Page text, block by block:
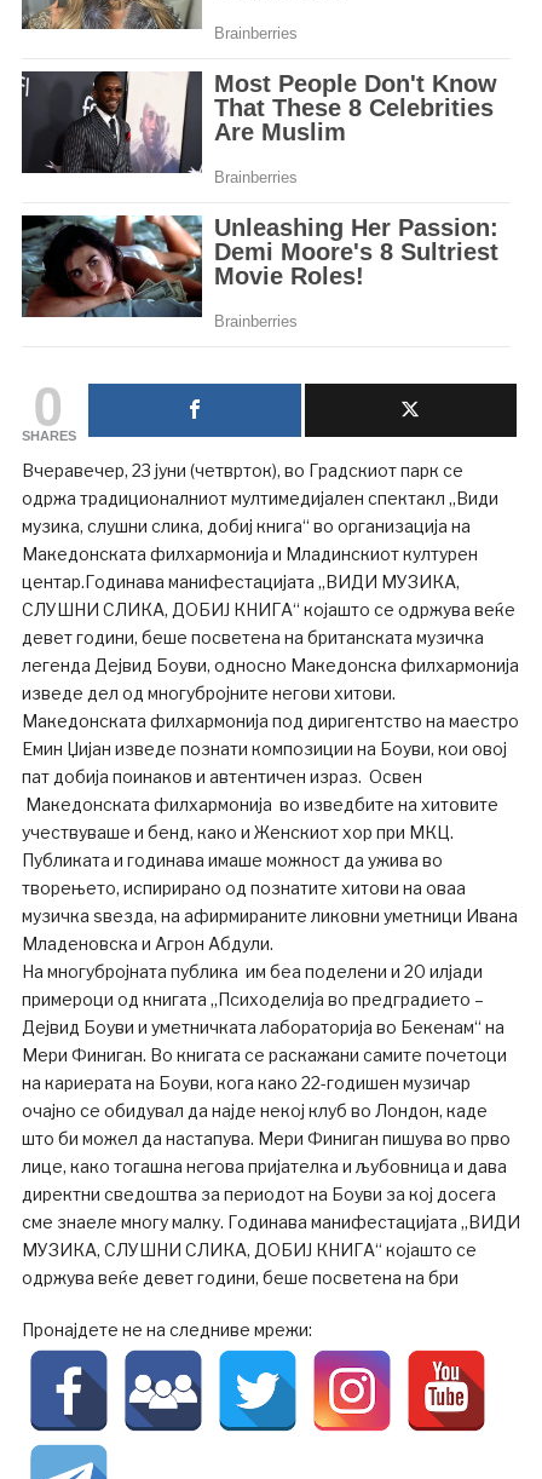
0
SHARES
Вчеравечер, 23 јуни (четврток), во Градскиот парк се
одржа традиционалниот мултимедијален спектакл „Види
музика, слушни слика, добиј книга“ во организација на
Македонската филхармонија и Младинскиот културен
центар.Годинава манифестацијата „ВИДИ МУЗИКА,
СЛУШНИ СЛИКА, ДОБИЈ КНИГА“ којашто се одржува веќе
девет години, беше посветена на британската музичка
легенда Дејвид Боуви, односно Македонска филхармонија
изведе дел од многубројните негови хитови.
Македонската филхармонија под диригентство на маестро
Емин Џијан изведе познати композиции на Боуви, кои овој
пат добија поинаков и автентичен израз. Освен
Македонската филхармонија во изведбите на хитовите
учествуваше и бенд, како и Женскиот хор при МКЦ.
Публиката и годинава имаше можност да ужива во
творењето, испирирано од познатите хитови на оваа
музичка ѕвезда, на афирмираните ликовни уметници Ивана
Младеновска и Агрон Абдули.
На многубројната публика им беа поделени и 20 илјади
примероци од книгата „Психоделија во предградието –
Дејвид Боуви и уметничката лабораторија во Бекенам“ на
Мери Финиган. Во книгата се раскажани самите почетоци
на кариерата на Боуви, кога како 22-годишен музичар
очајно се обидувал да најде некој клуб во Лондон, каде
што би можел да настапува. Мери Финиган пишува во прво
лице, како тогашна негова пријателка и љубовница и дава
директни сведоштва за периодот на Боуви за кој досега
сме знаеле многу малку. Годинава манифестацијата „ВИДИ
МУЗИКА, СЛУШНИ СЛИКА, ДОБИЈ КНИГА“ којашто се
одржува веќе девет години, беше посветена на бри
Пронајдете не на следниве мрежи: